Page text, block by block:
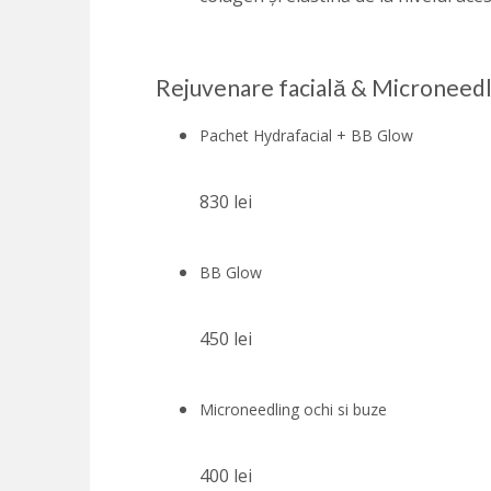
Rejuvenare facială &
Pachet Hydrafacial + BB Glow
830 lei
BB Glow
450 lei
Microneedling ochi si buze
400 lei